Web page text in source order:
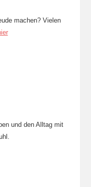
machen? Vielen
und den Alltag mit